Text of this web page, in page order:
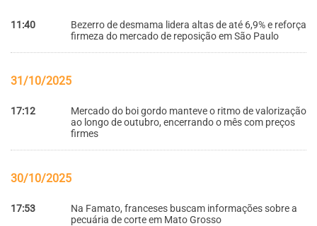
11:40
Bezerro de desmama lidera altas de até 6,9% e reforça
firmeza do mercado de reposição em São Paulo
31/10/2025
17:12
Mercado do boi gordo manteve o ritmo de valorização
ao longo de outubro, encerrando o mês com preços
firmes
30/10/2025
17:53
Na Famato, franceses buscam informações sobre a
pecuária de corte em Mato Grosso